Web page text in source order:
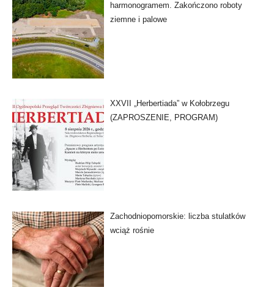
harmonogramem. Zakończono roboty
ziemne i palowe
XXVII „Herbertiada” w Kołobrzegu
(ZAPROSZENIE, PROGRAM)
Zachodniopomorskie: liczba stulatków
wciąż rośnie